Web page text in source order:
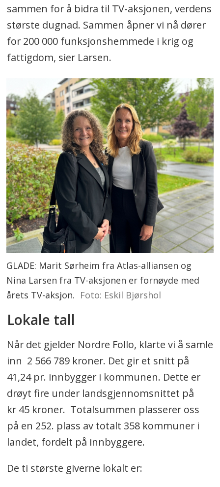
sammen for å bidra til TV-aksjonen, verdens
største dugnad. Sammen åpner vi nå dører
for 200 000 funksjonshemmede i krig og
fattigdom, sier Larsen.
GLADE: Marit Sørheim fra Atlas-alliansen og
Nina Larsen fra TV-aksjonen er fornøyde med
årets TV-aksjon. Foto: Eskil Bjørshol
Lokale tall
Når det gjelder Nordre Follo, klarte vi å samle
inn 2 566 789 kroner. Det gir et snitt på
41,24 pr. innbygger i kommunen. Dette er
drøyt fire under landsgjennomsnittet på
kr 45 kroner. Totalsummen plasserer oss
på en 252. plass av totalt 358 kommuner i
landet, fordelt på innbyggere.
De ti største giverne lokalt er: